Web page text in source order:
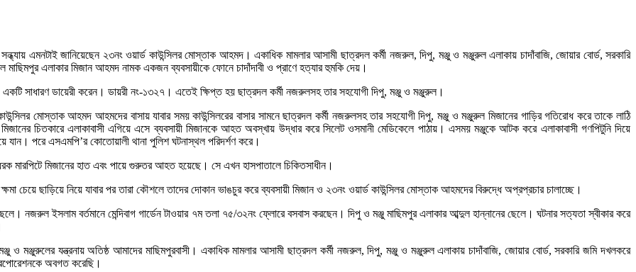
এমনটাই জানিয়েছেন ২৩নং ওয়ার্ড কাউন্সিলর মোস্তাক আহমদ। একাধিক মামলার আসামী ছাত্রদল কর্মী নজরুল, দিপু, মঞ্জু ও মঞ্জুরুল এলাকায় চাদাঁবাজি, জোয়ার বোর্ড, সরকারি
এলাকার মিজান আহমদ নামক একজন ব্যবসায়ীকে ফোনে চাদাঁদাবী ও প্রাণে হত্যার হুমকি দেয়।
সাধারণ ডায়েরী করেন। ডায়রী নং-১৩২৭। এতেই ক্ষিপ্ত হয় ছাত্রদল কর্মী নজরুলসহ তার সহযোগী দিপু, মঞ্জু ও মঞ্জুরুল।
মোস্তাক আহমদ আহমদের বাসায় যাবার সময় কাউন্সিলরের বাসার সামনে ছাত্রদল কর্মী নজরুলসহ তার সহযোগী দিপু, মঞ্জু ও মঞ্জুরুল মিজানের গাড়ির গতিরোধ করে তাকে লাঠি
চিতকারে এলাকাবাসী এগিয়ে এসে ব্যবসায়ী মিজানকে আহত অবস্খায় উদ্ধার করে সিলেট ওসমানী মেডিকেলে পাঠায়। এসময় মঞ্জুকে আটক করে এলাকাবাসী গণপিটুনি দিয়ে
যান। পরে এসএমপি’র কোতোয়ালী থানা পুলিশ ঘটনাস্থল পরিদর্শণ করে।
মারপিটে মিজানের হাত এবং পায়ে গুরুতর আহত হয়েছে। সে এখন হাসপাতালে চিকিতসাধীন।
চেয়ে ছাড়িয়ে নিয়ে যাবার পর তারা কৌশলে তাদের দোকান ভাঙচুর করে ব্যবসায়ী মিজান ও ২৩নং ওয়ার্ড কাউন্সিলর মোস্তাক আহমদের বিরুদ্ধে অপ্রপ্রচার চালাচ্ছে।
নজরুল ইসলাম বর্তমানে মেন্দিবাগ গার্ডেন টাওয়ার ৭ম তলা ৭৫/৩২নং ফ্লোরে বসবাস করছেন। দিপু ও মঞ্জু মাছিমপুর এলাকার আব্দুল হান্নানের ছেলে। ঘটনার সত্যতা স্বীকার করে
মঞ্জুরুলের যন্ত্রনায় অতিষ্ঠ আমাদের মাছিমপুরবাসী। একাধিক মামলার আসামী ছাত্রদল কর্মী নজরুল, দিপু, মঞ্জু ও মঞ্জুরুল এলাকায় চাদাঁবাজি, জোয়ার বোর্ড, সরকারি জমি দখলকরে
অবগত করেছি।